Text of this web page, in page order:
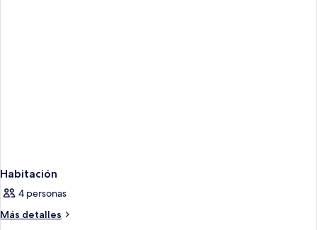
Habitación
4 personas
Más detalles
Más